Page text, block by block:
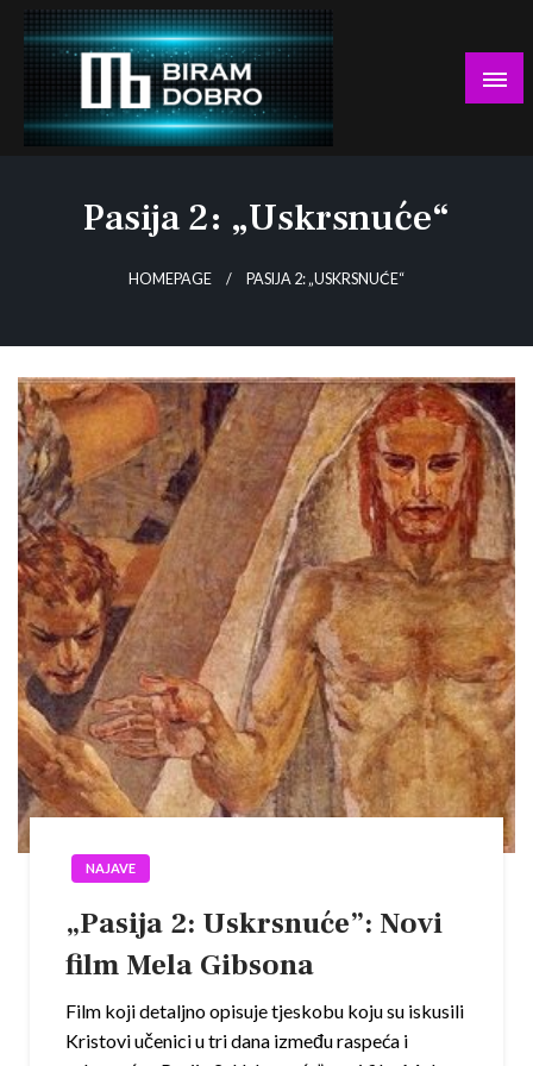
Skip
content
Pasija 2: „Uskrsnuće“
HOMEPAGE PASIJA 2: „USKRSNUĆE“
NAJAVE
„Pasija 2: Uskrsnuće”: Novi
film Mela Gibsona
Film koji detaljno opisuje tjeskobu koju su iskusili
Kristovi učenici u tri dana između raspeća i